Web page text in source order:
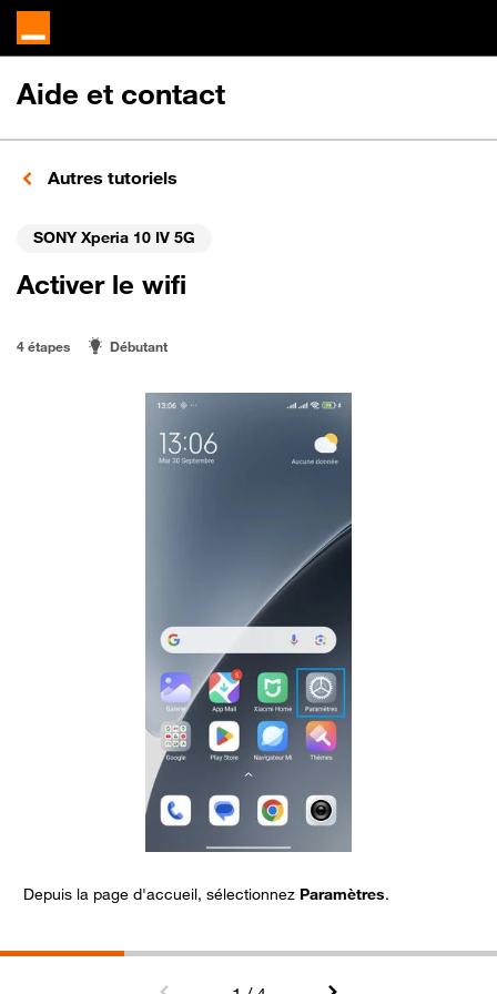
Aide et contact
Autres tutoriels
SONY Xperia 10 IV 5G
Activer le wifi
4 étapes Débutant
Depuis la page d'accueil, sélectionnez Paramètres.